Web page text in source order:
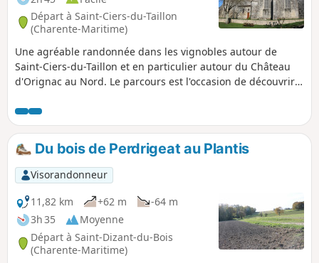
Départ à Saint-Ciers-du-Taillon
(Charente-Maritime)
Une agréable randonnée dans les vignobles autour de
Saint-Ciers-du-Taillon et en particulier autour du Château
d'Orignac au Nord. Le parcours est l'occasion de découvrir
les vignes, les cultures et les petits bois. Au fil de la
randonnée, quelques exemples remarquables du bâti
traditionnel.
Du bois de Perdrigeat au Plantis
Visorandonneur
11,82 km
+62 m
-64 m
3h 35
Moyenne
Départ à Saint-Dizant-du-Bois
(Charente-Maritime)